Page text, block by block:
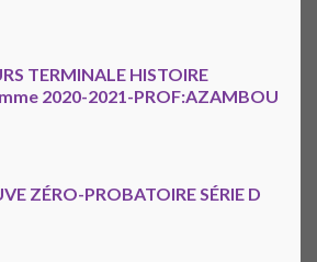
TERMINALE HISTOIRE
2020-2021-PROF:AZAMBOU
ZÉRO-PROBATOIRE SÉRIE D